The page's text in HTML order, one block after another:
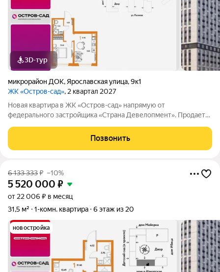
3D-тур
микрорайон ДОК, Ярославская улица,9к1
ЖК «Остров-сад», 2 квартал 2027
Новая квартира в ЖК «Остров-сад» напрямую от
федерального застройщика «Страна Девелопмент». Продается
Девелопмент. Площадь квартиры 31,66 кв. м. Жилой комплекс
Позвонить
6 133 333₽ –10%
5 520 000 ₽
от 22 006 ₽ в месяц
31,5 м²
1-комн. квартира 6 этаж из 20
новостройка